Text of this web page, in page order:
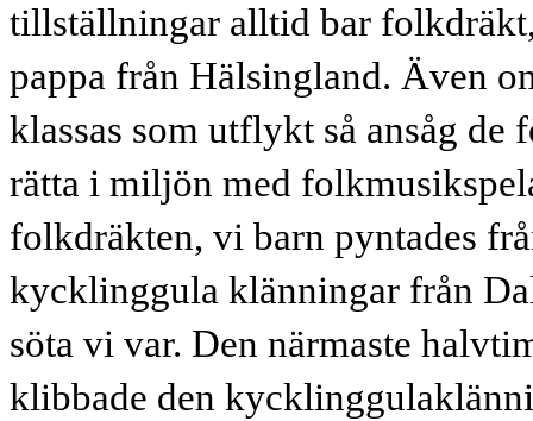
tillställningar alltid bar
pappa från Hälsingland. Även
klassas som utflykt så ansåg
rätta i miljön med
folkdräkten, vi barn pyntades
kycklinggula klänningar från
söta vi var. Den närmaste
klibbade den